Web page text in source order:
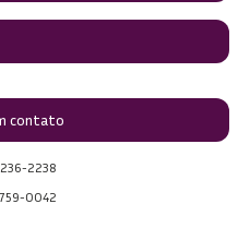
contato
2238
0042